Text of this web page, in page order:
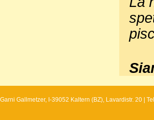
Garni Gallmetzer, I-39052 Kaltern (BZ), Lavardistr. 20 |